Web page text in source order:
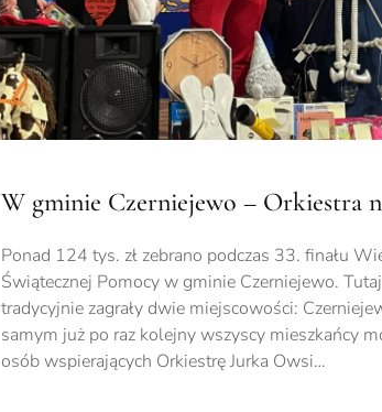
W gminie Czerniejewo – Orkiestra
Ponad 124 tys. zł zebrano podczas 33. finału
Świątecznej Pomocy w gminie Czerniejewo.
tradycyjnie zagrały dwie miejscowości:
samym już po raz kolejny wszyscy mieszkańcy
osób wspierających Orkiestrę Jurka Owsi…